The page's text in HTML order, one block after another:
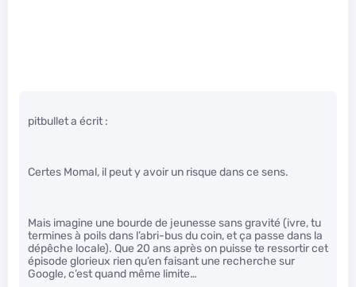
pitbullet a écrit :
Certes Momal, il peut y avoir un risque dans ce sens.
Mais imagine une bourde de jeunesse sans gravité (ivre, tu
termines à poils dans l’abri-bus du coin, et ça passe dans la
dépêche locale). Que 20 ans après on puisse te ressortir cet
épisode glorieux rien qu’en faisant une recherche sur
Google, c’est quand même limite…